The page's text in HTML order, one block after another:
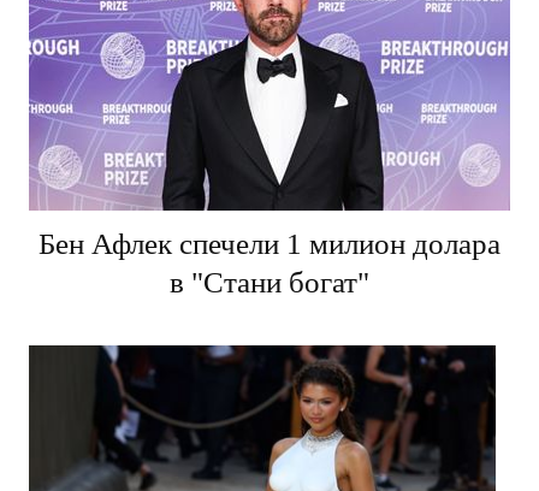
Бен Афлек спечели 1 милион долара
в "Стани богат"